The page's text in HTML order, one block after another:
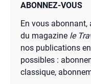
ABONNEZ-VOUS
En vous abonnant,
du magazine le
nos publications
possibles :
classique,